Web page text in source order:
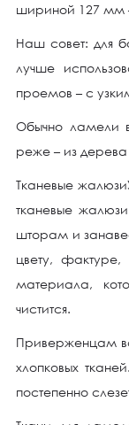
шириной 127 мм
Наш совет: для
лучше
проемов – с
Обычно ламели
реже – из
Тканевые
тканевые
шторам и
цвету,
материала,
чистится.
Приверженцам
хлопковых
постепенно